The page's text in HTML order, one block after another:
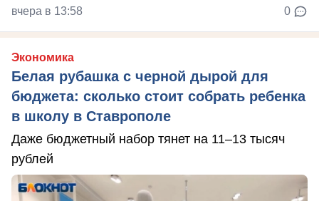
вчера в 13:58 0
Экономика
Белая рубашка с черной дырой для
бюджета: сколько стоит собрать ребенка
в школу в Ставрополе
Даже бюджетный набор тянет на 11–13 тысяч
рублей